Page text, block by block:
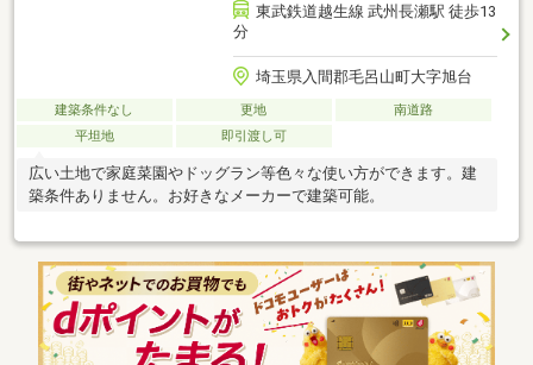
東武鉄道越生線 武州長瀬駅 徒歩13
分
埼玉県入間郡毛呂山町大字旭台
建築条件なし 更地
南道路
平坦地
即引渡し可
広い土地で家庭菜園やドッグラン等色々な使い方ができます。建
築条件ありません。お好きなメーカーで建築可能。